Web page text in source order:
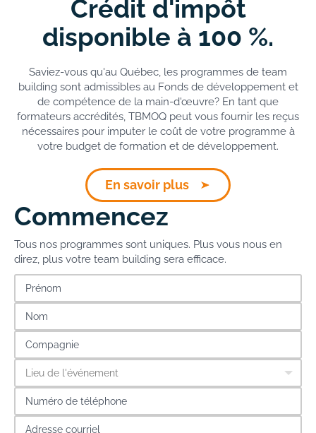
Crédit d'impôt
disponible à 100 %.
Saviez-vous qu'au Québec, les programmes de team
building sont admissibles au Fonds de développement et
de compétence de la main-d'œuvre? En tant que
formateurs accrédités, TBMOQ peut vous fournir les reçus
nécessaires pour imputer le coût de votre programme à
votre budget de formation et de développement.
En savoir plus
Commencez
Tous nos programmes sont uniques. Plus vous nous en
direz, plus votre team building sera efficace.